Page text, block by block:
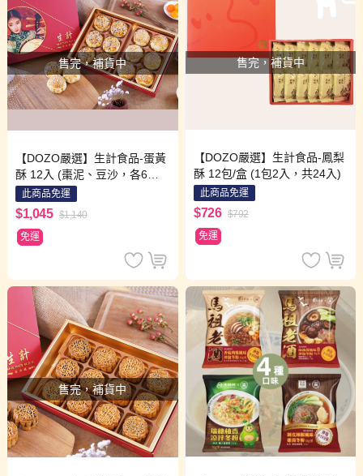
售完，補貨中
【DOZO嚴選】生計食品-蛋黃
酥 12入 (棗泥、豆沙，各6入)
(限配送台北市)
此商品免運
$1,045 $1,140
免運
售完，補貨中
【DOZO嚴選】生計食品-鳳梨
酥 12包/盒 (1包2入，共24入)
此商品免運
$726 $792
免運
售完，補貨中